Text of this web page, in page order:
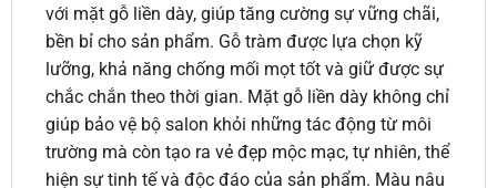
với mặt gỗ liền dày, giúp tăng cường sự vững chãi,
bền bỉ cho sản phẩm. Gỗ tràm được lựa chọn kỹ
lưỡng, khả năng chống mối mọt tốt và giữ được sự
chắc chắn theo thời gian. Mặt gỗ liền dày không chỉ
giúp bảo vệ bộ salon khỏi những tác động từ môi
trường mà còn tạo ra vẻ đẹp mộc mạc, tự nhiên, thể
hiện sự tinh tế và độc đáo của sản phẩm. Màu nâu